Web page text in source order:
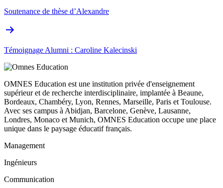
Soutenance de thèse d’Alexandre
Témoignage Alumni : Caroline Kalecinski
OMNES Education est une institution privée d'enseignement
supérieur et de recherche interdisciplinaire, implantée à Beaune,
Bordeaux, Chambéry, Lyon, Rennes, Marseille, Paris et Toulouse.
Avec ses campus à Abidjan, Barcelone, Genève, Lausanne,
Londres, Monaco et Munich, OMNES Education occupe une place
unique dans le paysage éducatif français.
Management
Ingénieurs
Communication